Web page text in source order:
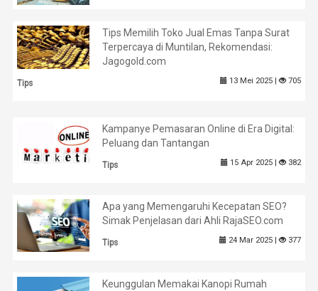
Tips Memilih Toko Jual Emas Tanpa Surat
Terpercaya di Muntilan, Rekomendasi:
Jagogold.com
Tips 13 Mei 2025 | 705
Kampanye Pemasaran Online di Era Digital:
Peluang dan Tantangan
Tips 15 Apr 2025 | 382
Apa yang Memengaruhi Kecepatan SEO?
Simak Penjelasan dari Ahli RajaSEO.com
Tips 24 Mar 2025 | 377
Keunggulan Memakai Kanopi Rumah